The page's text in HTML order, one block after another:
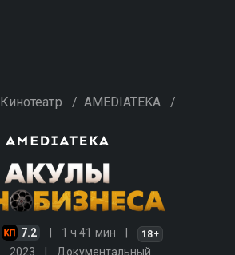
Кинотеатр / AMEDIATEKA /
7.2 1 ч 41 мин 18+
2023 Документальный